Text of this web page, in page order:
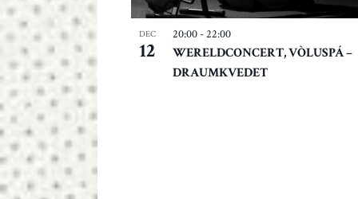
DEC
12
WERELDCONCERT, VÒLUSPÁ –
DRAUMKVEDET
20:00 -22:00